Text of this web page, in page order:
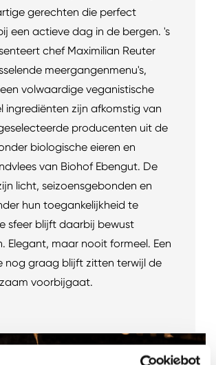
gerechten die perfect
een actieve dag in de bergen. 's
chef Maximilian Reuter
meergangenmenu's,
volwaardige veganistische
ingrediënten zijn afkomstig van
producenten uit de
biologische eieren en
van Biohof Ebengut. De
licht, seizoensgebonden en
hun toegankelijkheid te
sfeer blijft daarbij bewust
Elegant, maar nooit formeel. Een
nog graag blijft zitten terwijl de
voorbijgaat.